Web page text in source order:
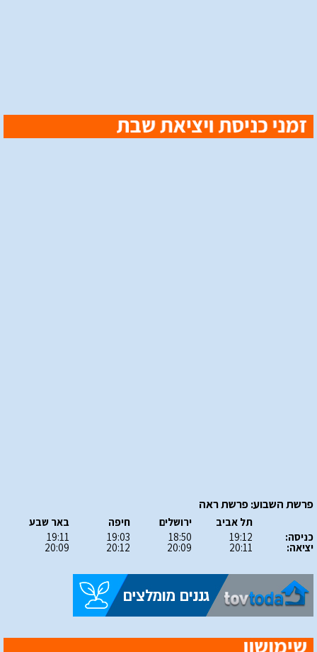
פרשת השבוע: פרשת ראה
כניסה:
יציאה:
תל אביב
19:12
20:11
ירושלים
18:50
20:09
חיפה
19:03
20:12
באר שבע
19:11
20:09